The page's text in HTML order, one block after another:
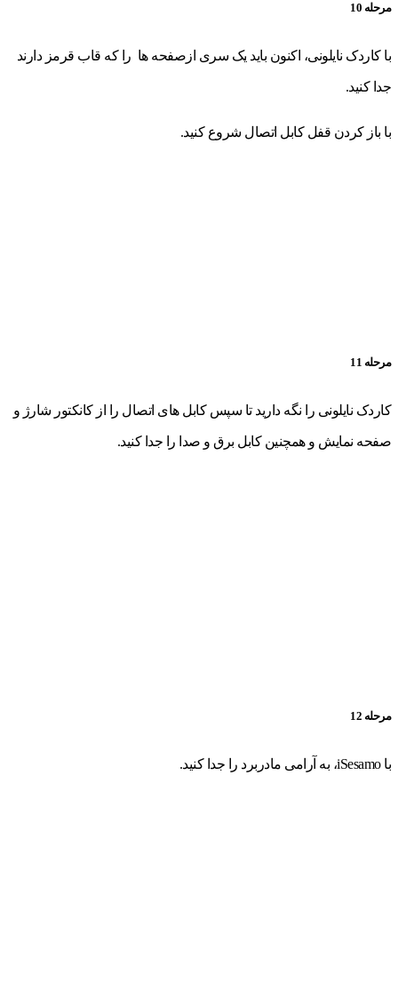
مرحله 10
با کاردک نایلونی، اکنون باید یک سری ازصفحه ها را که قاب قرمز دارند
جدا کنید.
با باز کردن قفل کابل اتصال شروع کنید.
مرحله 11
کاردک نایلونی را نگه دارید تا سپس کابل های اتصال را از کانکتور شارژ و
صفحه نمایش و همچنین کابل برق و صدا را جدا کنید.
مرحله 12
با iSesamo، به آرامی مادربرد را جدا کنید.